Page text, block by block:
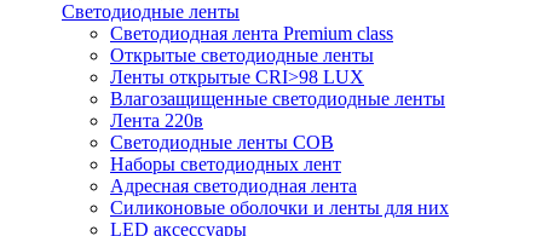
Светодиодные ленты
Светодиодная лента Premium class
Открытые светодиодные ленты
Ленты открытые CRI>98 LUX
Влагозащищенные светодиодные ленты
Лента 220в
Светодиодные ленты COB
Наборы светодиодных лент
Адресная светодиодная лента
Силиконовые оболочки и ленты для них
LED аксессуары